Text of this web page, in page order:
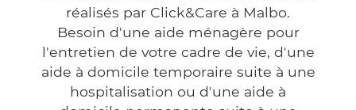
réalisés par Click&Care à Malbo.
Besoin d'une aide ménagère pour
l'entretien de votre cadre de vie, d'une
aide à domicile temporaire suite à une
hospitalisation ou d'une aide à